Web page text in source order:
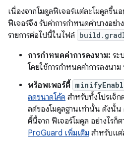
เนื่องจากโมดูลฟีเจอร์แต่ละโมดูลขึ้น
ฟีเจอร์จึง รับค่าการกำหนดค่าบางอย่
รายการต่อไปนี้ในไฟล์
การกำหนดค่าการลงนาม: ระ
โดยใช้การกำหนดค่าการลงนา
พร็อพเพอร์ตี้
ลดขนาดโค้ด สำหรับทั้งโปรเจ็
ลด์ของโมดูลฐานเท่านั้น ดังนั้
ตี้นี้จาก ฟีเจอร์โมดูล อย่างไรก็
ProGuard เพิ่มเติม สำหรับแต่